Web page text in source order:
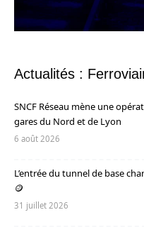
Actualités :
SNCF Réseau mène une
gares du Nord et de Lyon
6 août 2026
L’entrée du tunnel de base
🪙
31 juillet 2026